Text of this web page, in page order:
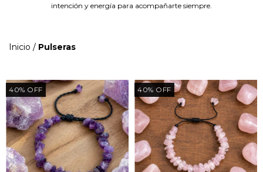
intención y energía para acompañarte siempre.
Inicio / Pulseras
40% OFF 40% OFF